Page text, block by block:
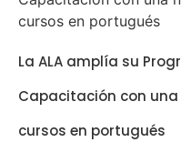
La ALA amplía su
Capacitación con
cursos en portugués